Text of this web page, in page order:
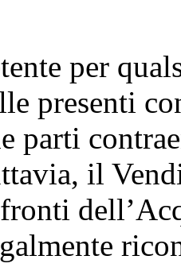
per
presenti
parti
il